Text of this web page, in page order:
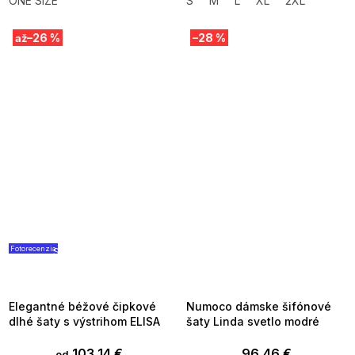
FotorecenziaSUMMER SALE -35% ?
až–26 %
Elegantné béžové čipkové
dlhé šaty s výstrihom ELISA
–28 %
Numoco dámske šifónové
šaty Linda svetlo modré